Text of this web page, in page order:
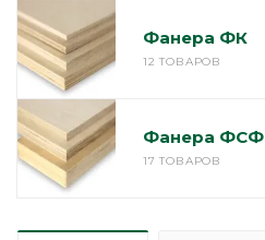
Фанера ФК
12 ТОВАРОВ
Фанера ФСФ
17 ТОВАРОВ